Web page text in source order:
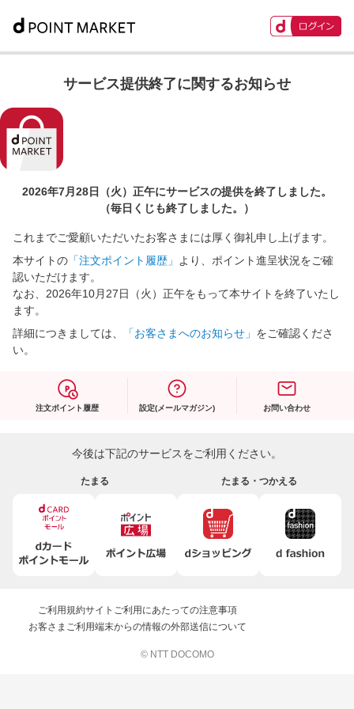
サービス提供終了に関するお知らせ
2026年7月28日（火）正午にサービスの提供を終了しました。
（毎日くじも終了しました。）
これまでご愛顧いただいたお客さまには厚く御礼申し上げます。
本サイトの 「注文ポイント履歴」
より、ポイント進呈状況をご確
認いただけます。
なお、2026年10月27日（火）正午をもって本サイトを終了いたし
ます。
詳細につきましては、
「お客さまへのお知らせ」 をご確認くださ
い。
注文ポイント履歴 設定(メールマガジン) お問い合わせ
今後は下記のサービスをご利用ください。
たまる たまる・つかえる
ご利用規約サイトご利用にあたっての注意事項
お客さまご利用端末からの情報の外部送信について
© NTT DOCOMO